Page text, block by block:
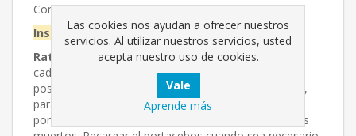
Contiene repelente.
Instrucciones de uso:
Ratones:
Los portacebos deben revisarse al menos
cada 2-3 días al comienzo del tratamiento y
posteriormente, como mínimo, una vez a la semana,
para comprobar la aceptación del cebo, que los
portacebos están intactos y para retirar los roedores
Las cookies nos ayudan a ofrecer nuestros
servicios. Al utilizar nuestros servicios, usted
acepta nuestro uso de cookies.
Aprende más